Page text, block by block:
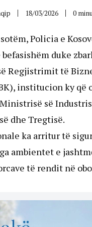
18/03/2026 0
Policia e
duke
Regjistrimit të
institucion ky që
së
dhe Tregtisë.
ka arritur të
ambientet e
të rendit në